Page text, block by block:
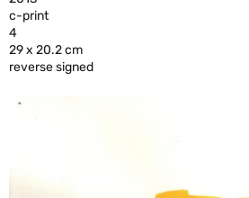
c-print
4
29 x 20.2 cm
reverse signed